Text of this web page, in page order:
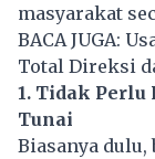
masyarakat
BACA JUGA:
Total Direksi
1. Tidak Perlu
Tunai
Biasanya